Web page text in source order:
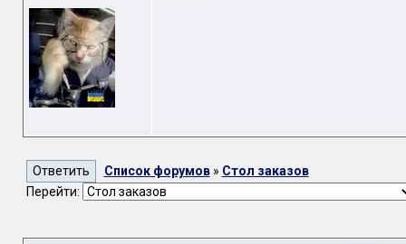
Список форумов» Стол заказов
Перейти: